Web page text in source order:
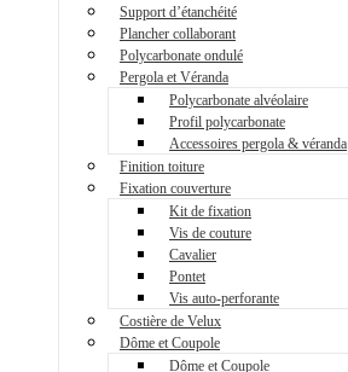
Support d’étanchéité
Plancher collaborant
Polycarbonate ondulé
Pergola et Véranda
Polycarbonate alvéolaire
Profil polycarbonate
Accessoires pergola & véranda
Finition toiture
Fixation couverture
Kit de fixation
Vis de couture
Cavalier
Pontet
Vis auto-perforante
Costière de Velux
Dôme et Coupole
Dôme et Coupole